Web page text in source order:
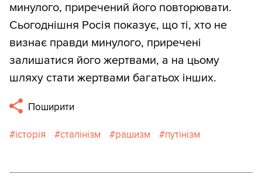
минулого, приречений його повторювати.
Сьогоднішня Росія показує, що ті, хто не
визнає правди минулого, приречені
залишатися його жертвами, а на цьому
шляху стати жертвами багатьох інших.
Поширити
історія сталінізм рашизм путінізм